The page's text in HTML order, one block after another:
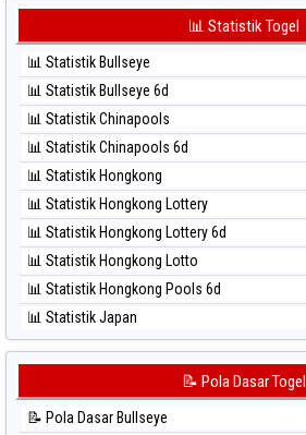
⚽ Bola Merah Taiwan
⚽ Bola Hitam Kuda Lari
⚽ Bola Hitam Magnum Cambodia
⚽ Bola Hitam Nagoya
⚽ Bola Hitam North Carolina Day
⚽ Bola Hitam Pcso
⚽ Bola Hitam Sao Paulo
⚽ Bola Hitam Singapore
⚽ Bola Hitam Sydney
⚽ Bola Hitam Sydney Lottery
⚽ Bola Hitam Sydney Lottery 6d
⚽ Bola Hitam Sydney Lotto
⚽ Bola Hitam Taiwan
📊 Statistik Togel
📊 Statistik Bullseye
📊 Statistik Bullseye 6d
📊 Statistik Chinapools
📊 Statistik Chinapools 6d
📊 Statistik Hongkong
📊 Statistik Hongkong Lottery
📊 Statistik Hongkong Lottery 6d
📊 Statistik Hongkong Lotto
📊 Statistik Hongkong Pools 6d
📊 Statistik Japan
📊 Statistik Japan 6d
📊 Statistik Kuda Lari
📊 Statistik Magnum Cambodia
📝 Pola Dasar Togel
📝 Pola Dasar Bullseye